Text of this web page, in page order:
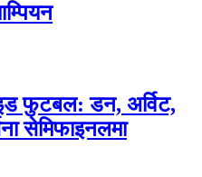
फुटबल: डन, अर्विट,
सेमिफाइनलमा